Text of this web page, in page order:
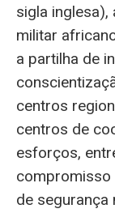
sigla
militar
a partilha de
centros
centros de
esforços,
compromisso
de segurança